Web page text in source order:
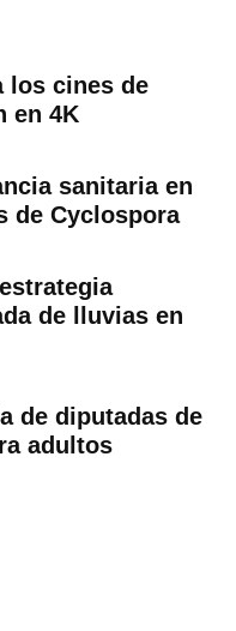
los cines de
en 4K
sanitaria en
de Cyclospora
de lluvias en
de diputadas de
adultos